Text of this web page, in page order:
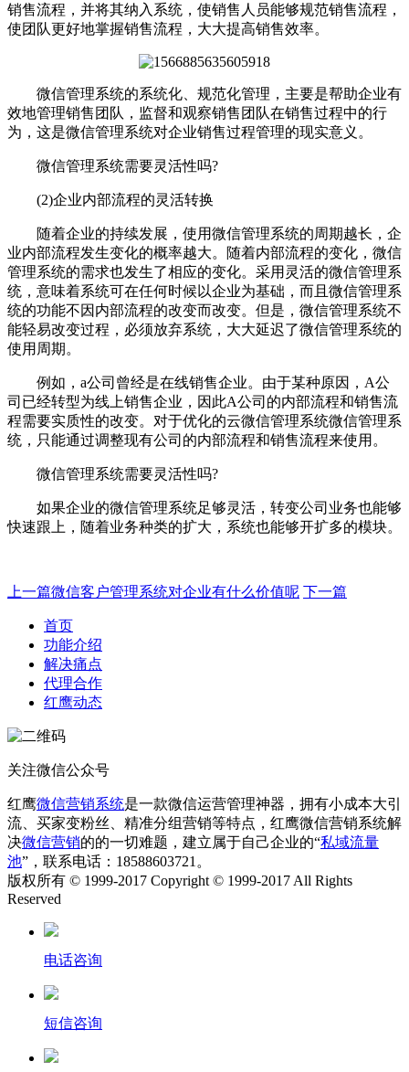
销售流程，并将其纳入系统，使销售人员能够规范销售流程，
使团队更好地掌握销售流程，大大提高销售效率。
微信管理系统的系统化、规范化管理，主要是帮助企业有
效地管理销售团队，监督和观察销售团队在销售过程中的行
为，这是微信管理系统对企业销售过程管理的现实意义。
微信管理系统需要灵活性吗?
(2)企业内部流程的灵活转换
随着企业的持续发展，使用微信管理系统的周期越长，企
业内部流程发生变化的概率越大。随着内部流程的变化，微信
管理系统的需求也发生了相应的变化。采用灵活的微信管理系
统，意味着系统可在任何时候以企业为基础，而且微信管理系
统的功能不因内部流程的改变而改变。但是，微信管理系统不
能轻易改变过程，必须放弃系统，大大延迟了微信管理系统的
使用周期。
例如，a公司曾经是在线销售企业。由于某种原因，A公
司已经转型为线上销售企业，因此A公司的内部流程和销售流
程需要实质性的改变。对于优化的云微信管理系统微信管理系
统，只能通过调整现有公司的内部流程和销售流程来使用。
微信管理系统需要灵活性吗?
如果企业的微信管理系统足够灵活，转变公司业务也能够
快速跟上，随着业务种类的扩大，系统也能够开扩多的模块。
上一篇微信客户管理系统对企业有什么价值呢 下一篇
首页
功能介绍
解决痛点
代理合作
红鹰动态
关注微信公众号
红鹰微信营销系统是一款微信运营管理神器，拥有小成本大引
流、买家变粉丝、精准分组营销等特点，红鹰微信营销系统解
决微信营销的的一切难题，建立属于自己企业的“私域流量
池”，联系电话：18588603721。
版权所有 © 1999-2017 Copyright © 1999-2017 All Rights
Reserved
电话咨询
短信咨询